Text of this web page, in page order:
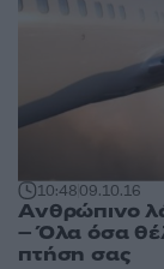
10:4809.10.16
Ανθρώπινο
– Όλα όσα
πτήση σας